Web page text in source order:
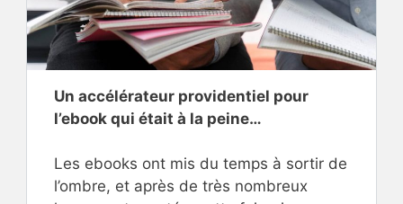
Un accélérateur providentiel pour
l’ebook qui était à la peine…
Les ebooks ont mis du temps à sortir de
l’ombre, et après de très nombreux